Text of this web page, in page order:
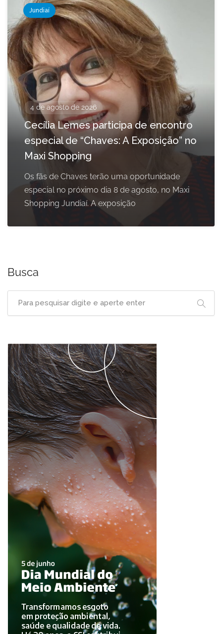
Jundiaí
4 de agosto de 2026
Cecília Lemes participa de encontro
especial de “Chaves: A Exposição” no
Maxi Shopping
Os fãs de Chaves terão uma oportunidade
especial no próximo dia 8 de agosto, no Maxi
Shopping Jundiaí. A exposição
Busca